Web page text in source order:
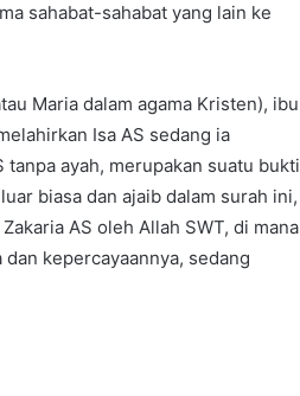
sahabat-sahabat yang lain ke
Maria dalam agama Kristen), ibu
Isa AS sedang ia
ayah, merupakan suatu bukti
biasa dan ajaib dalam surah ini,
AS oleh Allah SWT, di mana
kepercayaannya, sedang